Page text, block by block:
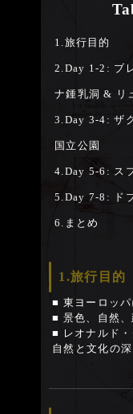
1.旅行目的
2.Day 1-2: ブ
ナ鍾乳洞 & リ
3.Day 3-4: ザ
国立公園
4.Day 5-6: ス
5.Day 7-8: ド
6.まとめ
1.旅行目的
■ 東ヨーロッ
■ 景色、自然
■ レオナルド・
自然と文化の